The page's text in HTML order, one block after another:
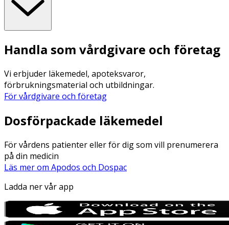
Handla som vårdgivare och företag
Vi erbjuder läkemedel, apoteksvaror,
förbrukningsmaterial och utbildningar.
För vårdgivare och företag
Dosförpackade läkemedel
För vårdens patienter eller för dig som vill prenumerera
på din medicin
Läs mer om Apodos och Dospac
Ladda ner vår app